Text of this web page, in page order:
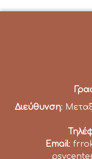
Διεύθυνση:
Email: